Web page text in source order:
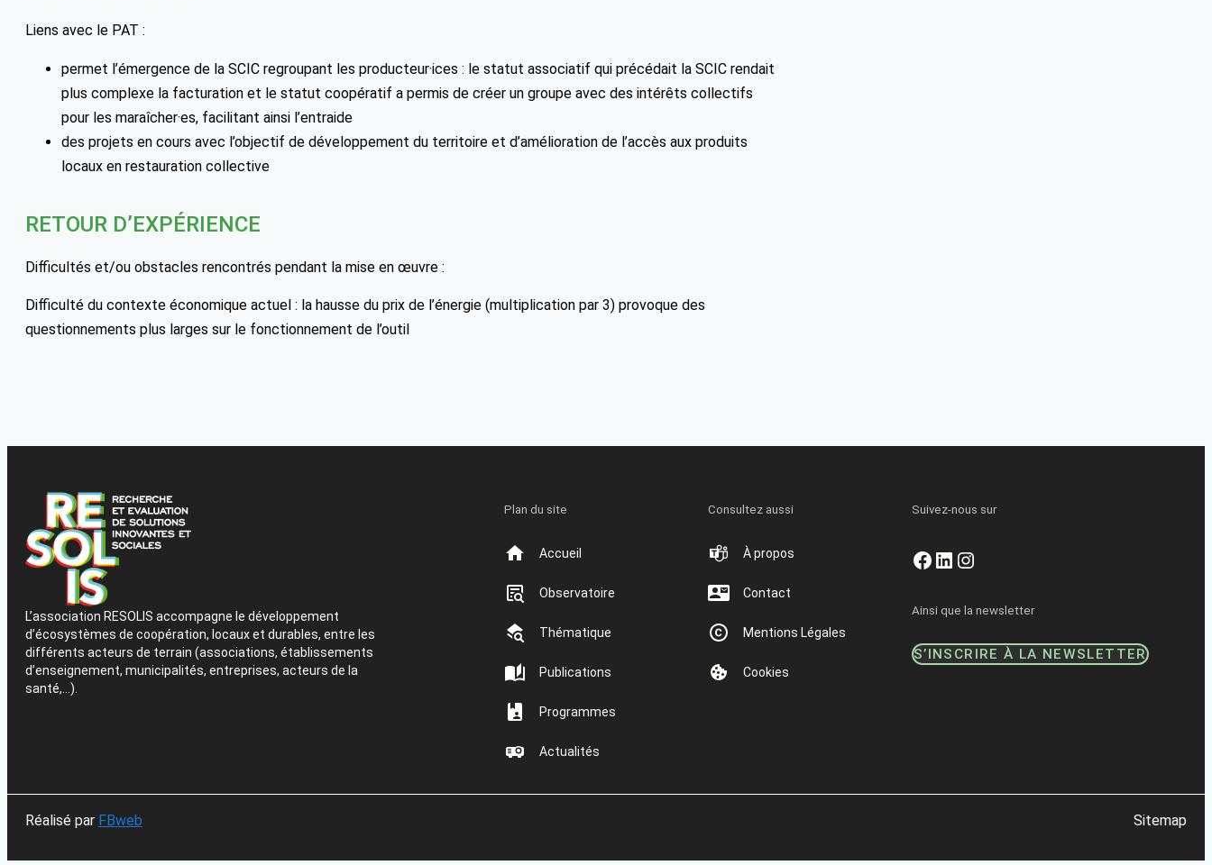
Liens avec le PAT :
permet l’émergence de la SCIC regroupant les producteur·ices : le statut associatif qui précédait la SCIC rendait
plus complexe la facturation et le statut coopératif a permis de créer un groupe avec des intérêts collectifs
pour les maraîcher·es, facilitant ainsi l’entraide
des projets en cours avec l’objectif de développement du territoire et d’amélioration de l’accès aux produits
locaux en restauration collective
RETOUR D’EXPÉRIENCE
Difficultés et/ou obstacles rencontrés pendant la mise en œuvre :
Difficulté du contexte économique actuel : la hausse du prix de l’énergie (multiplication par 3) provoque des
questionnements plus larges sur le fonctionnement de l’outil
L’association RESOLIS accompagne le développement
d’écosystèmes de coopération, locaux et durables, entre les
différents acteurs de terrain (associations, établissements
d’enseignement, municipalités, entreprises, acteurs de la
santé,…).
Plan du site
Accueil
Observatoire
Thématique
Publications
Programmes
Actualités
Consultez aussi
À propos
Contact
Mentions Légales
Cookies
Suivez-nous sur
Facebook
LinkedIn
Instagram
Ainsi que la newsletter
S’INSCRIRE À LA NEWSLETTER
Réalisé par FBweb Sitemap